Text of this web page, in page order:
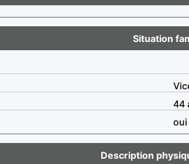
Situation
44
oui
Description